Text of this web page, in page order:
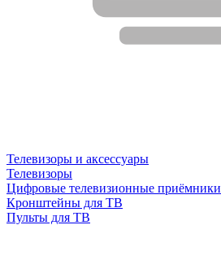
Телевизоры и аксессуары
Телевизоры
Цифровые телевизионные приёмники
Кронштейны для ТВ
Пульты для ТВ